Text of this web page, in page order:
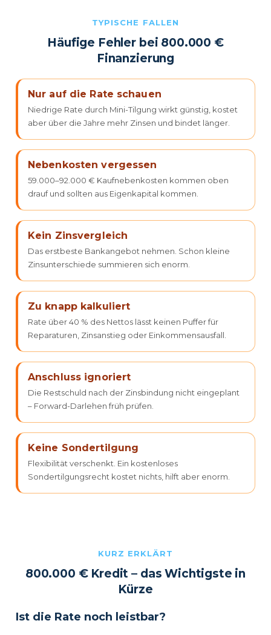
TYPISCHE FALLEN
Häufige Fehler bei 800.000 €
Finanzierung
Nur auf die Rate schauen
Niedrige Rate durch Mini-Tilgung wirkt günstig, kostet
aber über die Jahre mehr Zinsen und bindet länger.
Nebenkosten vergessen
59.000–92.000 € Kaufnebenkosten kommen oben
drauf und sollten aus Eigenkapital kommen.
Kein Zinsvergleich
Das erstbeste Bankangebot nehmen. Schon kleine
Zinsunterschiede summieren sich enorm.
Zu knapp kalkuliert
Rate über 40 % des Nettos lässt keinen Puffer für
Reparaturen, Zinsanstieg oder Einkommensausfall.
Anschluss ignoriert
Die Restschuld nach der Zinsbindung nicht eingeplant
– Forward-Darlehen früh prüfen.
Keine Sondertilgung
Flexibilität verschenkt. Ein kostenloses
Sondertilgungsrecht kostet nichts, hilft aber enorm.
KURZ ERKLÄRT
800.000 € Kredit – das Wichtigste in
Kürze
Ist die Rate noch leistbar?